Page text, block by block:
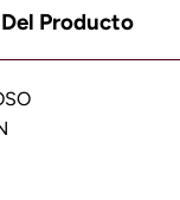
Producto